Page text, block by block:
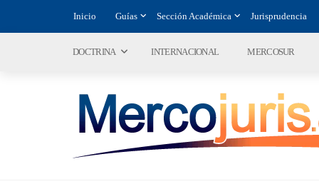
Inicio Guías Sección Académica Jurisprudencia
DOCTRINA INTERNACIONAL MERCOSUR